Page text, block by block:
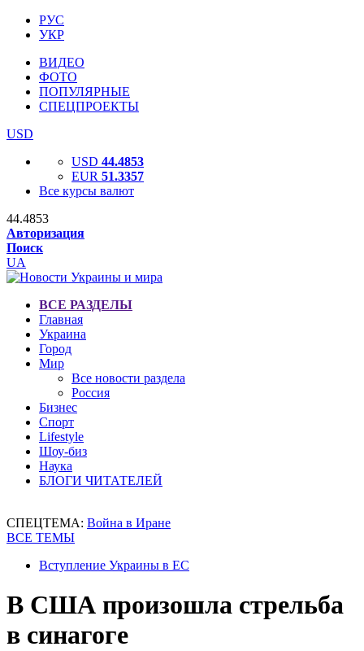
РУС
УКР
ВИДЕО
ФОТО
ПОПУЛЯРНЫЕ
СПЕЦПРОЕКТЫ
USD
USD 44.4853
EUR 51.3357
Все курсы валют
44.4853
Авторизация
Поиск
UA
ВСЕ РАЗДЕЛЫ
Главная
Украина
Город
Мир
Все новости раздела
Россия
Бизнес
Спорт
Lifestyle
Шоу-биз
Наука
БЛОГИ ЧИТАТЕЛЕЙ
СПЕЦТЕМА: Война в Иране
ВСЕ ТЕМЫ
Вступление Украины в ЕС
В США произошла стрельба
в синагоге